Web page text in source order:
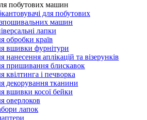
побутових машин
для побутових
машин
лапки
обробки країв
вшивки фурнітури
нанесення аплікацій та візерунків
пришивання блискавок
квілтинга і печворка
декорування тканини
вшивки косої бейки
оверлоков
лапок